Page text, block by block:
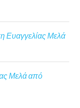
Ευαγγελίας Μελά
Μελά από